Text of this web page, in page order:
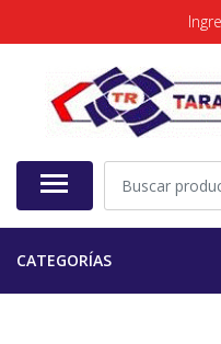
CATEGORÍAS